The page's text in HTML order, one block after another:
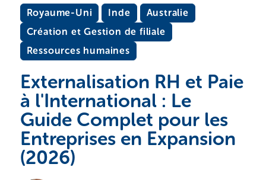
Royaume-Uni Inde
Australie
Création et Gestion de filiale
Ressources humaines
Externalisation RH et Paie
à l'International : Le
Guide Complet pour les
Entreprises en Expansion
(2026)